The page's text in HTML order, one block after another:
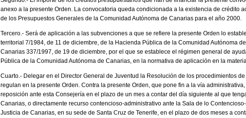
anexo a la presente Orden. La convocatoria queda condicionada a la existencia de crédito
de los Presupuestos Generales de la Comunidad Autónoma de Canarias para el año 2000.
Tercero.- Será de aplicación a las subvenciones a que se refiere la presente Orden lo
territorial 7/1984, de 11 de diciembre, de la Hacienda Pública de la Comunidad Autónoma
Canarias 337/1997, de 19 de diciembre, por el que se establece el régimen general de
Pública de la Comunidad Autónoma de Canarias, en la normativa de aplicación en la
Cuarto.- Delegar en el Director General de Juventud la Resolución de los procedimientos
regulan en la presente Orden. Contra la presente Orden, que pone fin a la vía
reposición ante esta Consejería en el plazo de un mes a contar del día siguiente al que
Canarias, o directamente recurso contencioso-administrativo ante la Sala de lo
Justicia de Canarias, en su sede de Santa Cruz de Tenerife, en el plazo de dos meses a